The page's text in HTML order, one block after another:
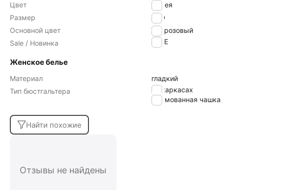
Цвет
камея
Размер
90D
Основной цвет
розовый
Sale / Новинка
SALE
Женское белье
Материал
гладкий
Тип бюстгальтера
на каркасах
формованная чашка
Найти похожие
Отзывы не найдены